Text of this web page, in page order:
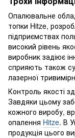
Опалювальне
топки Hitze,
підприємствах
високий рівень
виробник задіює
сприяють також
лазерної
Контроль якості
Завдяки цьому
кожного виробу,
опалення Hitze. В
продукція цього